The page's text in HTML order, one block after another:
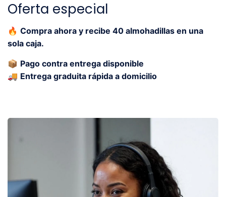
Oferta especial
🔥 Compra ahora y recibe 40 almohadillas en una
sola caja.
📦 Pago contra entrega disponible
🚚 Entrega graduita rápida a domicilio